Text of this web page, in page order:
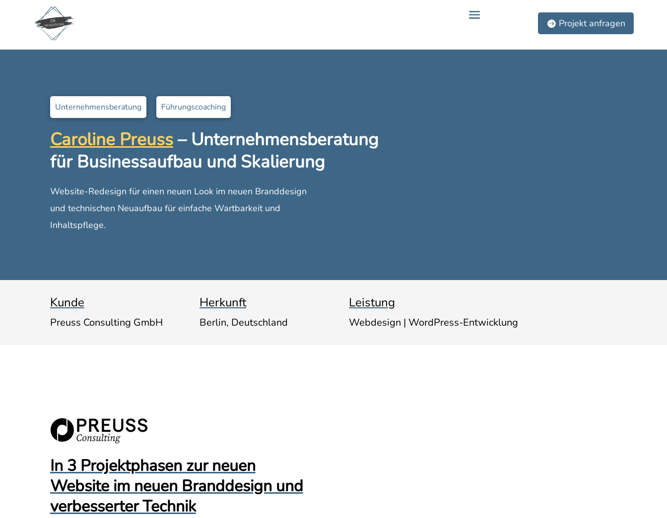
Projekt anfragen
Unternehmensberatung Führungscoaching
Caroline Preuss– Unternehmensberatung
für Businessaufbau und Skalierung
Website-Redesign für einen neuen Look im neuen Branddesign
und technischen Neuaufbau für einfache Wartbarkeit und
Inhaltspflege.
Kunde
Preuss Consulting GmbH
Herkunft
Berlin, Deutschland
Leistung
Webdesign | WordPress-Entwicklung
In 3 Projektphasen zur neuen
Website im neuen Branddesign und
verbesserter Technik